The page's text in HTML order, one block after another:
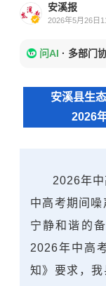
安溪报
2026年5月26日
问AI · 多部门
安溪县生
2026
2026年
中高考期间
宁静和谐的
2026年中高
知》要求，我